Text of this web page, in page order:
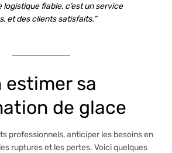
logistique fiable, c’est un service
et des clients satisfaits.”
estimer sa
de glace
professionnels, anticiper les besoins en
ruptures et les pertes. Voici quelques